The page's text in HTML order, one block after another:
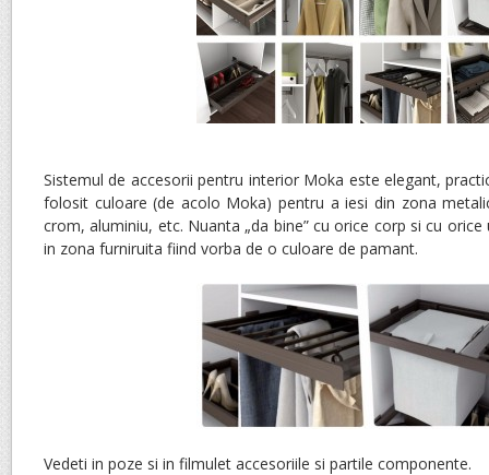
Sistemul de accesorii pentru interior Moka este elegant,
folosit culoare (de acolo Moka) pentru a iesi din zona
crom, aluminiu, etc. Nuanta „da bine” cu orice corp si cu
in zona furniruita fiind vorba de o culoare de pamant.
Vedeti in poze si in filmulet accesoriile si partile componente.